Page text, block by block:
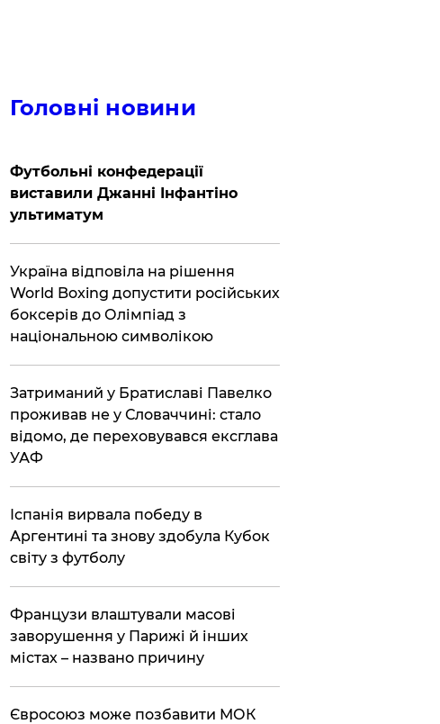
Головні новини
Футбольні конфедерації
виставили Джанні Інфантіно
ультиматум
Україна відповіла на рішення
World Boxing допустити російських
боксерів до Олімпіад з
національною символікою
Затриманий у Братиславі Павелко
проживав не у Словаччині: стало
відомо, де переховувався ексглава
УАФ
Іспанія вирвала победу в
Аргентині та знову здобула Кубок
світу з футболу
Французи влаштували масові
заворушення у Парижі й інших
містах – названо причину
Євросоюз може позбавити МОК